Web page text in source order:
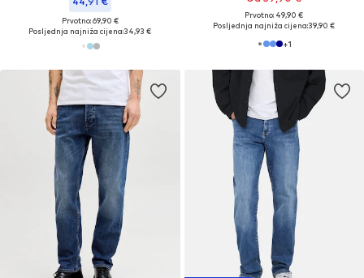
Prvotno: 69,90 €
Posljednja najniža cijena:34,93 €
Prvotno: 49,90 €
Posljednja najniža cijena:39,90 €
+1